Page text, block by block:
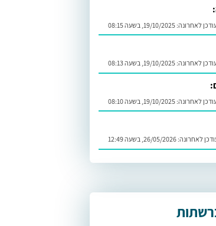
לאחרונה: 19/10/2025, בשעה 08:15
לאחרונה: 19/10/2025, בשעה 08:13
לאחרונה: 19/10/2025, בשעה 08:10
לאחרונה: 26/05/2026, בשעה 12:49